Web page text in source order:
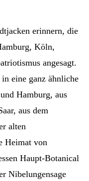
erinnern, die
Köln,
angesagt.
eine ganz ähnliche
Hamburg, aus
aus dem
alten
Heimat von
Haupt-Botanical
Nibelungensage